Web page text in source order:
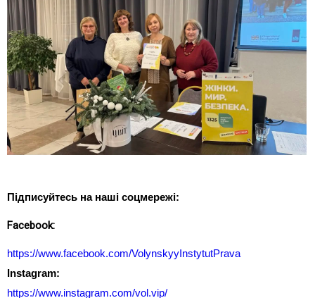
Підписуйтесь на наші соцмережі:
Facebook:
https://www.facebook.com/VolynskyyInstytutPrava
Instagram:
https://www.instagram.com/vol.vip/